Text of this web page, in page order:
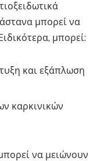
μπορεί να
μπορεί:
και εξάπλωση
καρκινικών
να μειώνουν